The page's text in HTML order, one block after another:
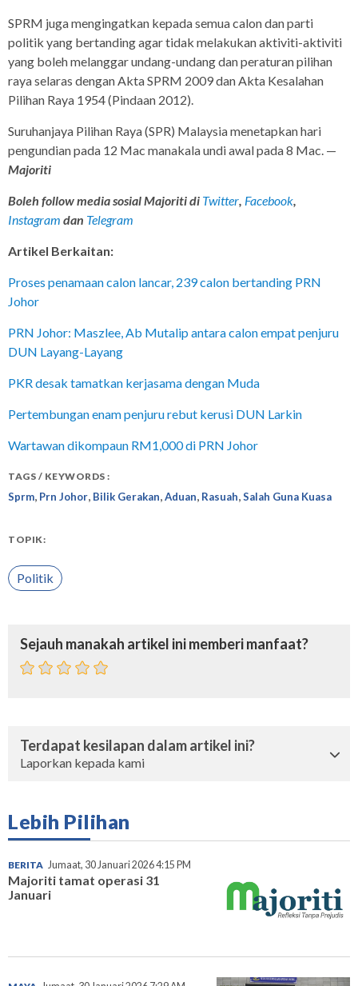
SPRM juga mengingatkan kepada semua calon dan parti
politik yang bertanding agar tidak melakukan aktiviti-aktiviti
yang boleh melanggar undang-undang dan peraturan pilihan
raya selaras dengan Akta SPRM 2009 dan Akta Kesalahan
Pilihan Raya 1954 (Pindaan 2012).
Suruhanjaya Pilihan Raya (SPR) Malaysia menetapkan hari
pengundian pada 12 Mac manakala undi awal pada 8 Mac. —
Majoriti
Boleh follow media sosial Majoriti di Twitter, Facebook,
Instagram dan Telegram
Artikel Berkaitan:
Proses penamaan calon lancar, 239 calon bertanding PRN
Johor
PRN Johor: Maszlee, Ab Mutalip antara calon empat penjuru
DUN Layang-Layang
PKR desak tamatkan kerjasama dengan Muda
Pertembungan enam penjuru rebut kerusi DUN Larkin
Wartawan dikompaun RM1,000 di PRN Johor
TAGS / KEYWORDS :
Sprm, Prn Johor, Bilik Gerakan,Aduan, Rasuah,Salah Guna Kuasa
TOPIK:
Politik
Sejauh manakah artikel ini memberi manfaat?
Terdapat kesilapan dalam artikel ini?
Laporkan kepada kami
Lebih Pilihan
BERITA Jumaat, 30 Januari 2026 4:15 PM
Majoriti tamat operasi 31
Januari